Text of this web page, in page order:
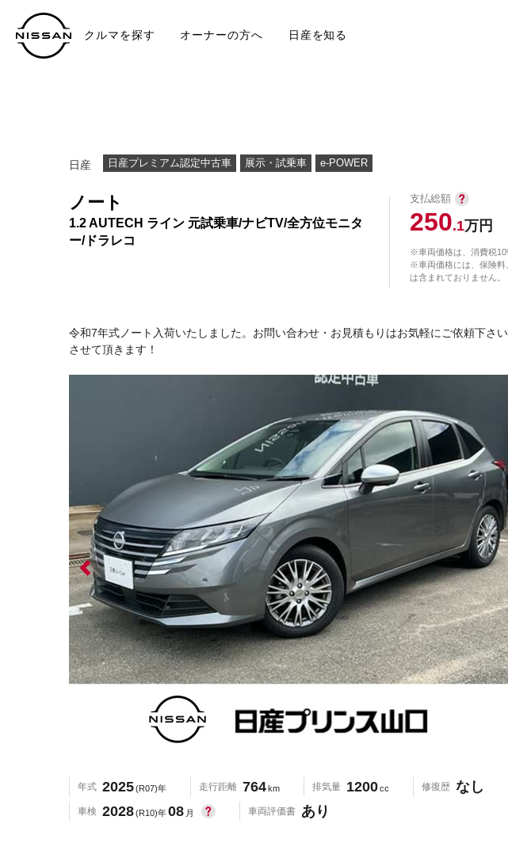
クルマを探す オーナーの方へ 日産を知る
日産 日産プレミアム認定中古車 展示・試乗車 e-POWER
ノート
1.2 AUTECH ライン 元試乗車/ナビTV/全方位モニタ
ー/ドラレコ
支払総額
250.1万円
※車両価格は、消費税
※車両価格には、保険料
は含まれておりません。
令和7年式ノート入荷いたしました。お問い合わせ・お見積もりはお気軽にご依頼下さ
させて頂きます！
年式 2025(R07)年 走行距離 764km 排気量 1200cc 修復歴 なし
車検 2028(R10)年08 月 車両評価書 あり